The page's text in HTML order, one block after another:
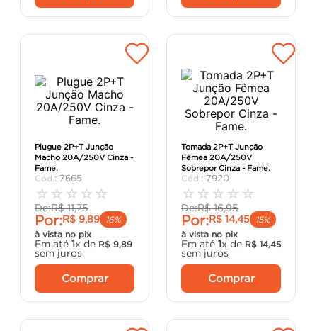
Plugue 2P+T Junção
Macho 20A/250V Cinza -
Fame.
: 7665
☆ ☆ ☆ ☆ ☆
De:R$ 11,75
Por:R$ 9,89
16%
à vista no pix
Em até 1x de R$ 9,89
sem juros
Comprar
Tomada 2P+T Junção
Fêmea 20A/250V
Sobrepor Cinza - Fame.
: 7920
☆ ☆ ☆ ☆ ☆
De:R$ 16,95
Por:R$ 14,45
15%
à vista no pix
Em até 1x de R$ 14,45
sem juros
Comprar